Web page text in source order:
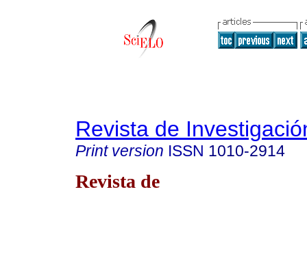
Revista de
Print version ISSN 1010-2914
Revista de